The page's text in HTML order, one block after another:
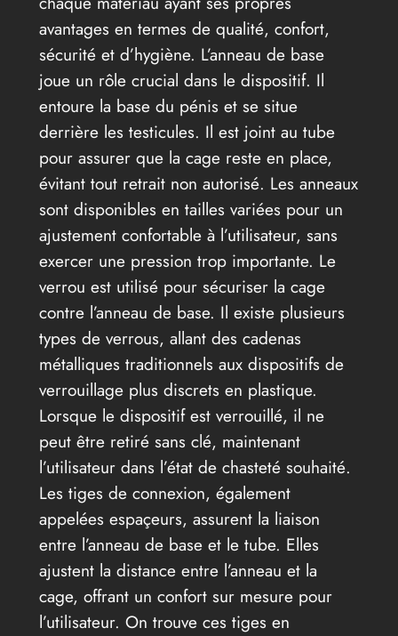
avantages en termes de qualité, confort,
sécurité et d’hygiène. L’anneau de base
joue un rôle crucial dans le dispositif. Il
entoure la base du pénis et se situe
derrière les testicules. Il est joint au tube
pour assurer que la cage reste en place,
évitant tout retrait non autorisé. Les anneaux
sont disponibles en tailles variées pour un
ajustement confortable à l’utilisateur, sans
exercer une pression trop importante. Le
verrou est utilisé pour sécuriser la cage
contre l’anneau de base. Il existe plusieurs
types de verrous, allant des cadenas
métalliques traditionnels aux dispositifs de
verrouillage plus discrets en plastique.
Lorsque le dispositif est verrouillé, il ne
peut être retiré sans clé, maintenant
l’utilisateur dans l’état de chasteté souhaité.
Les tiges de connexion, également
appelées espaçeurs, assurent la liaison
entre l’anneau de base et le tube. Elles
ajustent la distance entre l’anneau et la
cage, offrant un confort sur mesure pour
l’utilisateur. On trouve ces tiges en